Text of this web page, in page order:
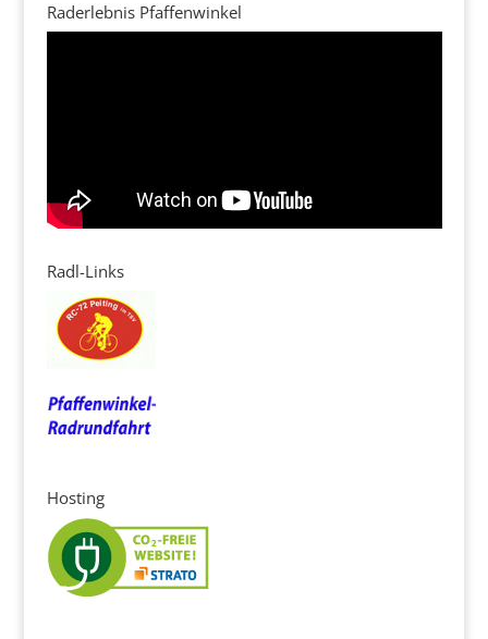
Raderlebnis Pfaffenwinkel
Radl-Links
Hosting